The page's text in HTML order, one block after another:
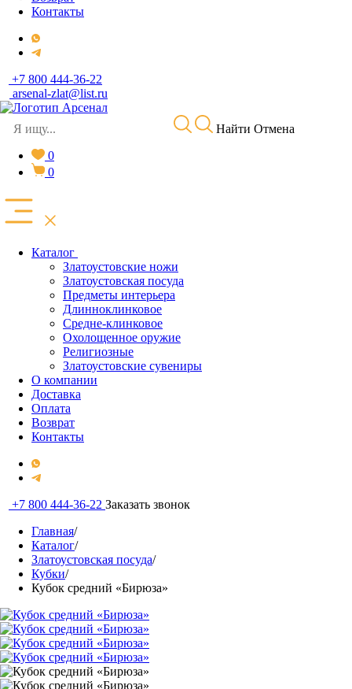
Контакты
+7 800 444-36-22
arsenal-zlat@list.ru
Найти Отмена
0
0
Каталог
Златоустовские ножи
Златоустовская посуда
Предметы интерьера
Длинноклинковое
Средне-клинковое
Охолощенное оружие
Религиозные
Златоустовские сувениры
О компании
Доставка
Оплата
Возврат
Контакты
+7 800 444-36-22 Заказать звонок
Главная/
Каталог/
Златоустовская посуда/
Кубки/
Кубок средний «Бирюза»